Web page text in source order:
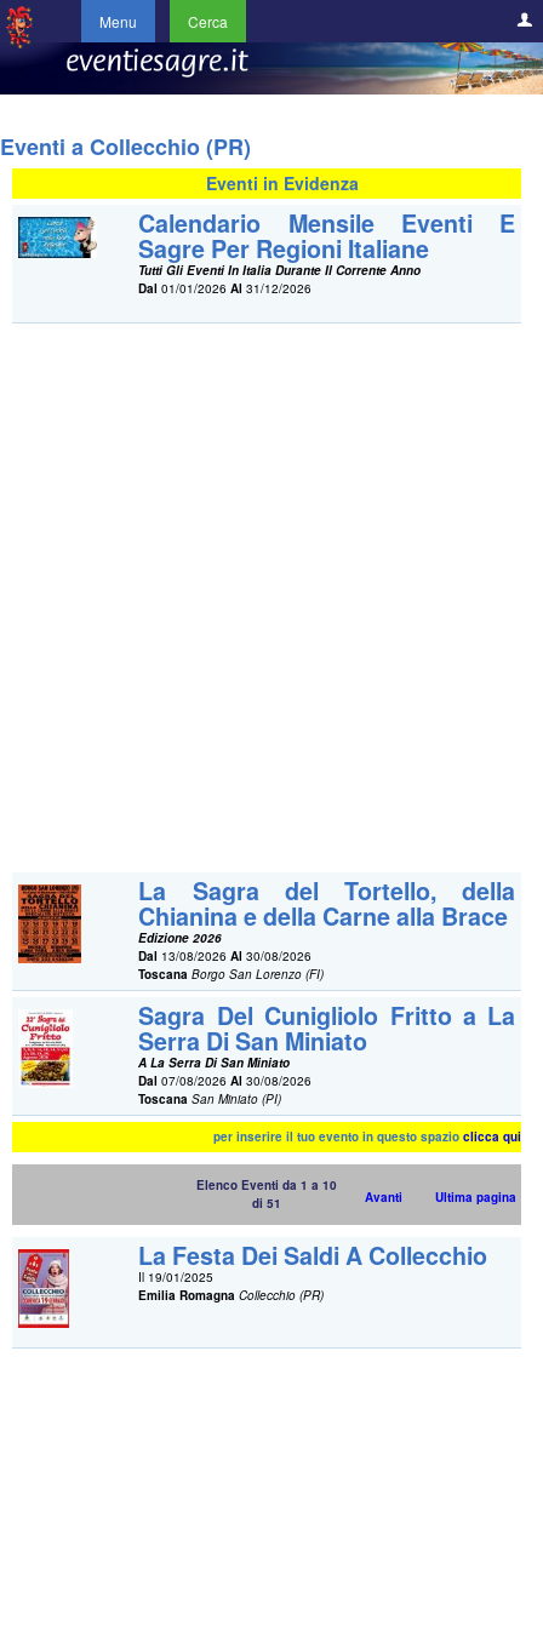
Menu Cerca
Eventi a Collecchio (PR)
Eventi in Evidenza
Calendario Mensile Eventi E
Sagre Per Regioni Italiane
Tutti Gli Eventi In Italia Durante Il Corrente Anno
Dal 01/01/2026Al 31/12/2026
La Sagra del Tortello, della
Chianina e della Carne alla Brace
Edizione 2026
Dal 13/08/2026Al 30/08/2026
Toscana Borgo San Lorenzo (FI)
Sagra Del Cunigliolo Fritto a La
Serra Di San Miniato
A La Serra Di San Miniato
Dal 07/08/2026Al 30/08/2026
Toscana San Miniato (PI)
per inserire il tuo evento in questo spazioclicca qui
Elenco Eventi da 1 a 10
di 51
Avanti Ultima pagina
La Festa Dei Saldi A Collecchio
Il 19/01/2025
Emilia Romagna Collecchio (PR)